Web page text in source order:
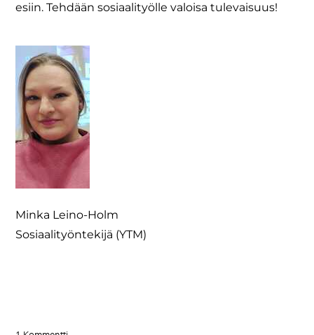
esiin. Tehdään sosiaalityölle valoisa tulevaisuus!
​Minka Leino-Holm
Sosiaalityöntekijä (YTM)